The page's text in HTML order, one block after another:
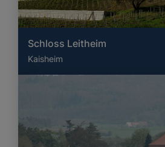
Schloss Leitheim
Kaisheim